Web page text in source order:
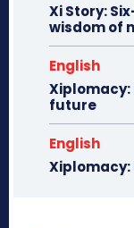
Xi Story:
wisdom of
English
Xiplomacy:
future
English